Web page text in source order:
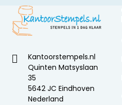
Kantoorstempels.nl
Quinten Matsyslaan
35
5642 JC Eindhoven
Nederland